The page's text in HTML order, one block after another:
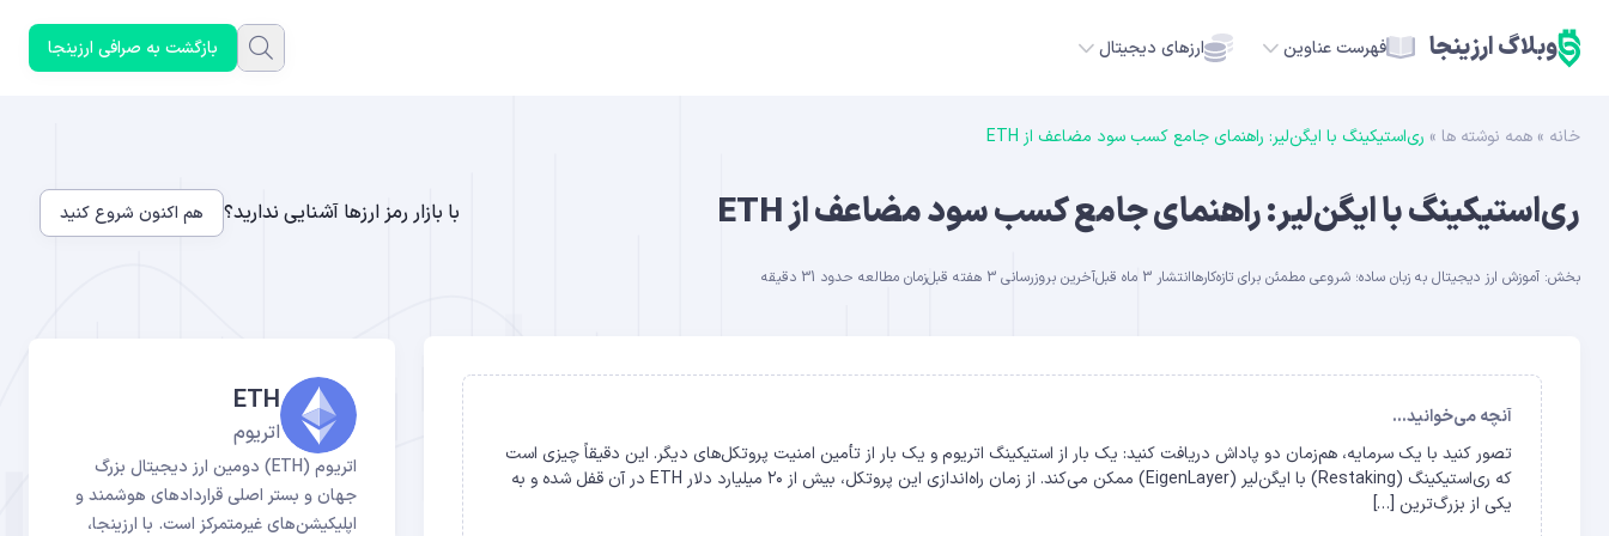
وبلاگ ارزینجا فهرست عناوین ارزهای دیجیتال
BTC
ADA
بازگشت به صرافی ارزینجا
خانه » همه نوشته ها » ری‌استیکینگ با ایگن‌لیر: راهنمای جامع کسب سود مضاعف از ETH
ری‌استیکینگ با ایگن‌لیر: راهنمای جامع کسب سود مضاعف از ETH با بازار رمز ارزها آشنایی ندارید؟ هم اکنون شروع کنید
بخش: آموزش ارز دیجیتال به زبان ساده؛ شروعی مطمئن برای تازه‌کارهاانتشار 3 ماه قبل آخرین بروزرسانی 3 هفته قبل زمان مطالعه حدود 31 دقیقه
آنچه می‌خوانید...
تصور کنید با یک سرمایه، هم‌زمان دو پاداش دریافت کنید: یک بار از استیکینگ اتریوم و یک بار از تأمین امنیت پروتکل‌های دیگر. این دقیقاً چیزی است
که ری‌استیکینگ (Restaking) با ایگن‌لیر (EigenLayer) ممکن می‌کند. از زمان راه‌اندازی این پروتکل، بیش از ۲۰ میلیارد دلار ETH در آن قفل شده و به
یکی از بزرگ‌ترین […]
ETH
اتریوم
اتریوم (ETH) دومین ارز دیجیتال بزرگ
جهان و بستر اصلی قراردادهای هوشمند و
اپلیکیشن‌های غیرمتمرکز است. با ارزینجا،